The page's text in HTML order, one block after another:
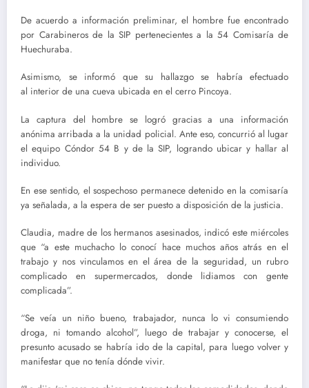
De acuerdo a información preliminar, el hombre fue encontrado
por Carabineros de la SIP pertenecientes a la 54 Comisaría de
Huechuraba.
Asimismo, se informó que su hallazgo se habría efectuado
al interior de una cueva ubicada en el cerro Pincoya.
La captura del hombre se logró gracias a una información
anónima arribada a la unidad policial. Ante eso, concurrió al lugar
el equipo Cóndor 54 B y de la SIP, logrando ubicar y hallar al
individuo.
En ese sentido, el sospechoso permanece detenido en la comisaría
ya señalada, a la espera de ser puesto a disposición de la justicia.
Claudia, madre de los hermanos asesinados, indicó este miércoles
que “a este muchacho lo conocí hace muchos años atrás en el
trabajo y nos vinculamos en el área de la seguridad, un rubro
complicado en supermercados, donde lidiamos con gente
complicada”.
“Se veía un niño bueno, trabajador, nunca lo vi consumiendo
droga, ni tomando alcohol”, luego de trabajar y conocerse, el
presunto acusado se habría ido de la capital, para luego volver y
manifestar que no tenía dónde vivir.